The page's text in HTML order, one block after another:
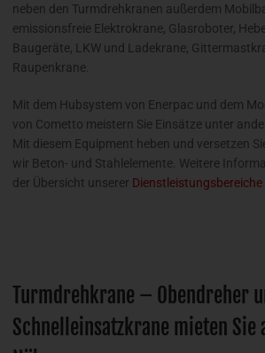
neben den Turmdrehkranen außerdem
emissionsfreie Elektrokrane, Glasroboter,
Baugeräte, LKW und Ladekrane,
Raupenkrane.
Mit dem Hubsystem von Enerpac und dem
von Cometto meistern Sie Einsätze unter
Mit diesem Equipment heben und versetzen
wir Beton- und Stahlelemente. Weitere
der Übersicht unserer
Turmdrehkrane – Obendreher
Schnelleinsatzkrane mieten